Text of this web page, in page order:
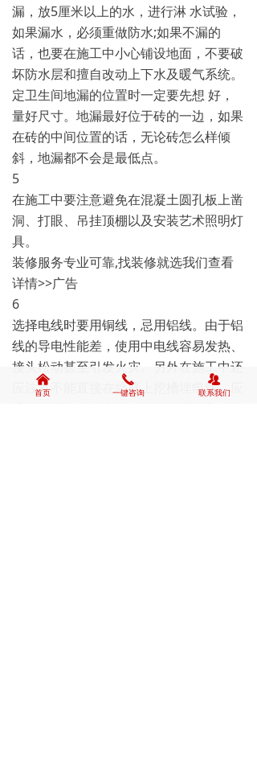
漏，放5厘米以上的水，进行淋 水试验，
如果漏水，必须重做防水;如果不漏的
话，也要在施工中小心铺设地面，不要破
坏防水层和擅自改动上下水及暖气系统。
定卫生间地漏的位置时一定要先想 好，
量好尺寸。地漏最好位于砖的一边，如果
在砖的中间位置的话，无论砖怎么样倾
斜，地漏都不会是最低点。
5
在施工中要注意避免在混凝土圆孔板上凿
洞、打眼、吊挂顶棚以及安装艺术照明灯
具。
装修服务专业可靠,找装修就选我们查看
详情>>广告
6
选择电线时要用铜线，忌用铝线。由于铝
线的导电性能差，使用中电线容易发热、
接头松动甚至引发火灾。另外在施工中还
应注意不能直接在墙壁上挖槽埋电线，应
낀
首页
끅
一键咨询
뀡
联系我们